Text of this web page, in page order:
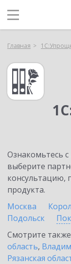
Главная
Ознакомьтесь
выберите
консультацию,
продукта.
Москва
Подольск
Смотрите
область,
Рязанская